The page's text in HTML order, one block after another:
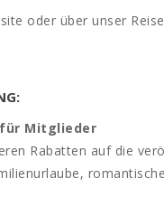
oder über unser
für Mitglieder
Rabatten auf die